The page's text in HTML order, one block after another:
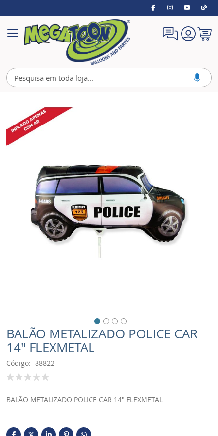
Alternar
Nav
Meu
BALÃO METALIZADO POLICE CAR
14" FLEXMETAL
Código
88822
Classificação:
BALÃO METALIZADO POLICE CAR 14" FLEXMETAL